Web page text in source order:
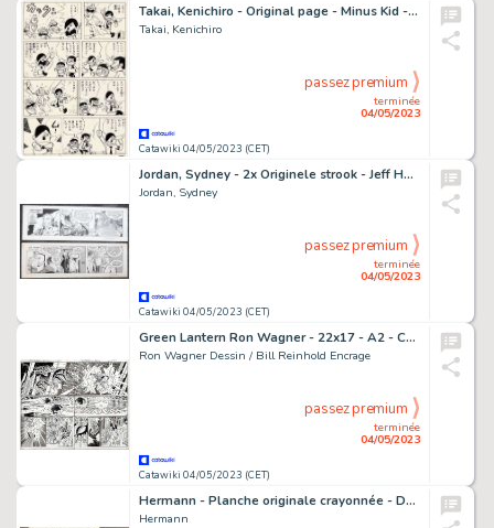
Takai, Kenichiro - Original page - Minus Kid - Hitler has Arrived ! - (1965)
Takai, Kenichiro
Catawiki 04/05/2023 (CET)
terminée
04/05/2023
passez premium
Jordan, Sydney - 2x Originele strook - Jeff Hawke - Moonstruck - (1964)
Jordan, Sydney
Catawiki 04/05/2023 (CET)
terminée
04/05/2023
passez premium
Green Lantern Ron Wagner - 22x17 - A2 - CONVERGENCE : GREEN LANTERN / PARALLAX #2 - Page volante - Exemplaire unique - (2015)
Ron Wagner Dessin / Bill Reinhold Encrage
Catawiki 04/05/2023 (CET)
terminée
04/05/2023
passez premium
Hermann - Planche originale crayonnée - Duke T5 - Un Pistolero tu seras - (2020)
Hermann